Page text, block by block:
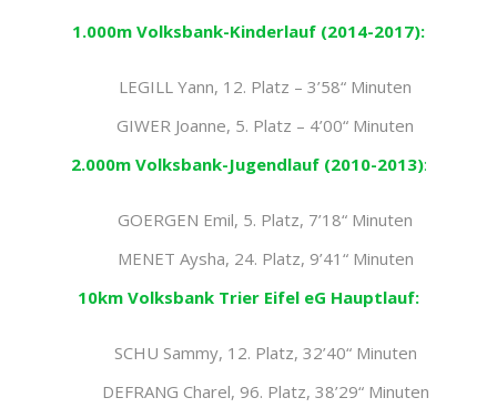
1.000m Volksbank-Kinderlauf (2014-2017):
LEGILL Yann, 12. Platz – 3’58“ Minuten
GIWER Joanne, 5. Platz – 4’00“ Minuten
2.000m Volksbank-Jugendlauf (2010-2013):
GOERGEN Emil, 5. Platz, 7’18“ Minuten
MENET Aysha, 24. Platz, 9’41“ Minuten
10km Volksbank Trier Eifel eG Hauptlauf:
SCHU Sammy, 12. Platz, 32’40“ Minuten
DEFRANG Charel, 96. Platz, 38’29“ Minuten